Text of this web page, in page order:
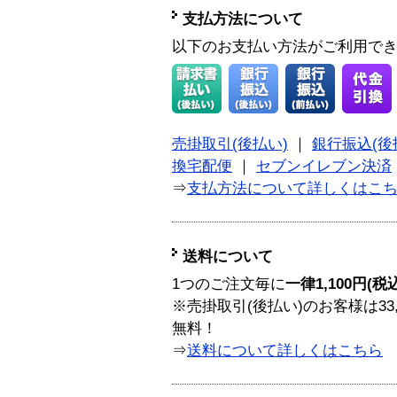
支払方法について
以下のお支払い方法がご利用で
売掛取引(後払い)
銀行振込(後
換宅配便
セブンイレブン決済
⇒支払方法について詳しくはこ
送料について
1つのご注文毎に一律1,100円(税
※売掛取引(後払い)のお客様は
無料！
⇒送料について詳しくはこちら